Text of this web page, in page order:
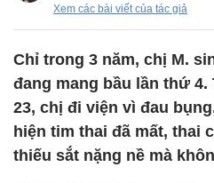
Xem các bài viết của tác giả
Chỉ trong 3 năm, chị M.
đang mang bầu lần thứ
23, chị đi viện vì đau
hiện tim thai đã mất, thai
thiếu sắt nặng nề mà